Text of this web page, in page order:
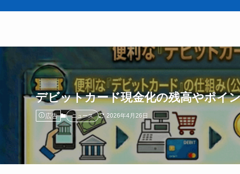
デビットカード現金化の残高やポイ
広告 ニュース 2026年4月26日